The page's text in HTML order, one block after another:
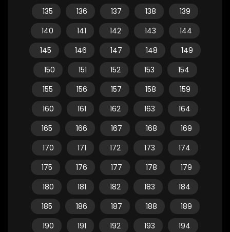
135
136 137 138
139
140
141 142 143
144
145
146 147 148
149
150
151 152 153
154
155
156 157 158
159
160
161 162 163
164
165
166 167 168
169
170
171 172 173
174
175
176 177 178
179
180
181 182 183
184
185
186 187 188
189
190
191 192 193
194